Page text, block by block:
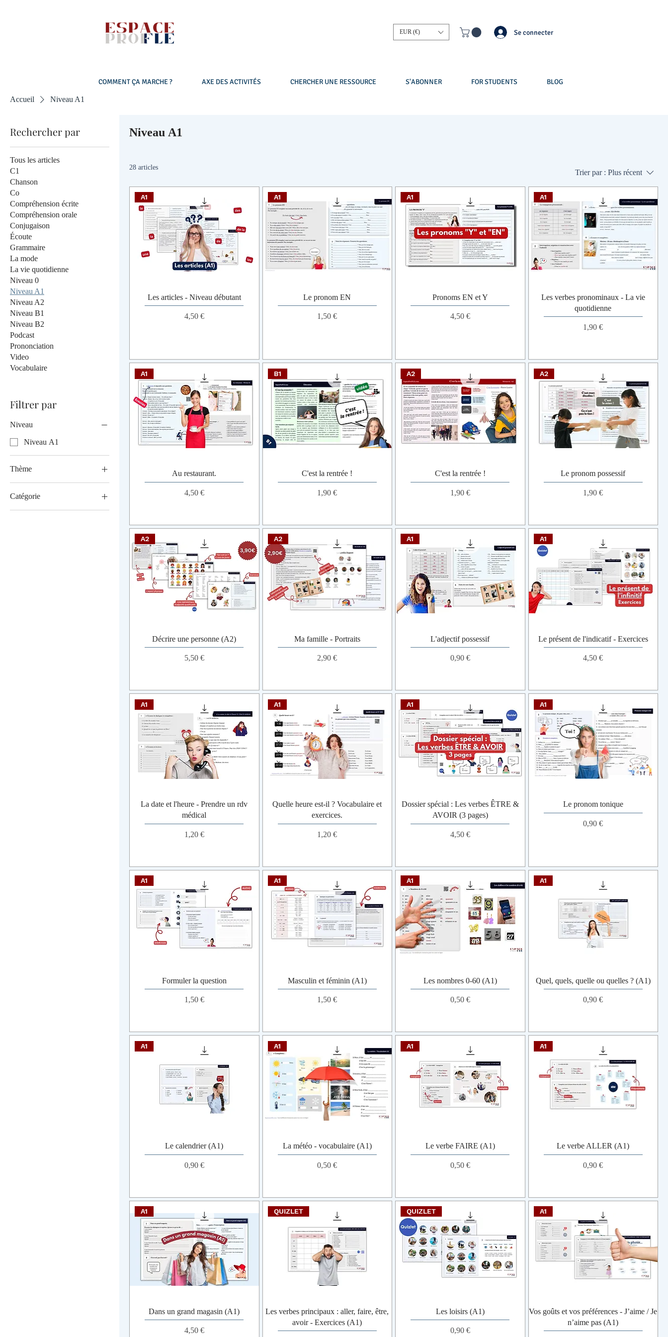
EUR (€) Se connecter
COMMENT ÇA MARCHE ? AXE DES ACTIVITÉS CHERCHER UNE RESSOURCE S'ABONNER FOR STUDENTS BLOG
Accueil Niveau A1
Rechercher par
Tous les articles
C1
Chanson
Co
Compréhension écrite
Compréhension orale
Conjugaison
Écoute
Grammaire
La mode
La vie quotidienne
Niveau 0
Niveau A1
Niveau A2
Niveau B1
Niveau B2
Podcast
Prononciation
Video
Vocabulaire
Filtrer par
Niveau
Niveau A1
Thème
La vie quotidienne
Catégorie
Niveau A1
28 articles
Trier par : Plus récent
A1
Les articles - Niveau débutant
Prix
4,50 €
A1
Le pronom EN
Prix
1,50 €
A1
Pronoms EN et Y
Prix
4,50 €
A1
Les verbes pronominaux - La vie
quotidienne
Prix
1,90 €
A1
Au restaurant.
Prix
4,50 €
B1
C'est la rentrée !
Prix
1,90 €
A2
C'est la rentrée !
Prix
1,90 €
A2
Le pronom possessif
Prix
1,90 €
A2
Décrire une personne (A2)
Prix
5,50 €
A2
Ma famille - Portraits
Prix
2,90 €
A1
L'adjectif possessif
Prix
0,90 €
A1
Le présent de l'indicatif - Exercices
Prix
4,50 €
A1
La date et l'heure - Prendre un rdv
médical
Prix
1,20 €
A1
Quelle heure est-il ? Vocabulaire et
exercices.
Prix
1,20 €
A1
Dossier spécial : Les verbes ÊTRE &
AVOIR (3 pages)
Prix
4,50 €
A1
Le pronom tonique
Prix
0,90 €
A1
Formuler la question
Prix
1,50 €
A1
Masculin et féminin (A1)
Prix
1,50 €
A1
Les nombres 0-60 (A1)
Prix
0,50 €
A1
Quel, quels, quelle ou quelles ? (A1)
Prix
0,90 €
A1
Le calendrier (A1)
Prix
0,90 €
A1
La météo - vocabulaire (A1)
Prix
0,50 €
A1
Le verbe FAIRE (A1)
Prix
0,50 €
A1
Le verbe ALLER (A1)
Prix
0,90 €
A1
Dans un grand magasin (A1)
Prix
4,50 €
QUIZLET
Les verbes principaux : aller, faire, être,
avoir - Exercices (A1)
QUIZLET
Les loisirs (A1)
Prix
0,90 €
A1
Vos goûts et vos préférences - J’aime / Je
n’aime pas (A1)